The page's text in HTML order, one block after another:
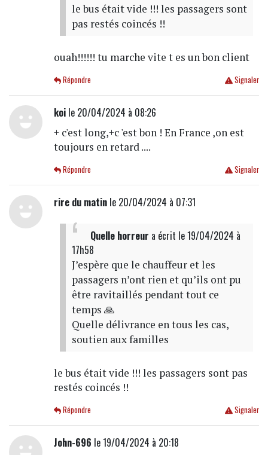
le bus était vide !!! les passagers sont
pas restés coincés !!
ouah!!!!!! tu marche vite t es un bon client
Signaler
Répondre
koile 20/04/2024 à 08:26
+ c'est long,+c 'est bon ! En France ,on est
toujours en retard ....
Signaler
Répondre
rire du matinle 20/04/2024 à 07:31
Quelle horreur a écrit le 19/04/2024 à
17h58
J’espère que le chauffeur et les
passagers n’ont rien et qu’ils ont pu
être ravitaillés pendant tout ce
temps 🙏
Quelle délivrance en tous les cas,
soutien aux familles
le bus était vide !!! les passagers sont pas
restés coincés !!
Signaler
Répondre
John-696 le 19/04/2024 à 20:18